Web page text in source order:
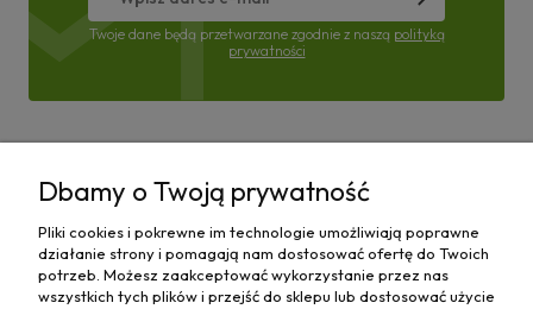
Twoje dane będą przetwarzane zgodnie z naszą polityką
prywatności
Moje konto
Płatności i dostawa
Dbamy o Twoją prywatność
Pliki cookies i pokrewne im technologie umożliwiają poprawne
działanie strony i pomagają nam dostosować ofertę do Twoich
potrzeb. Możesz zaakceptować wykorzystanie przez nas
wszystkich tych plików i przejść do sklepu lub dostosować użycie